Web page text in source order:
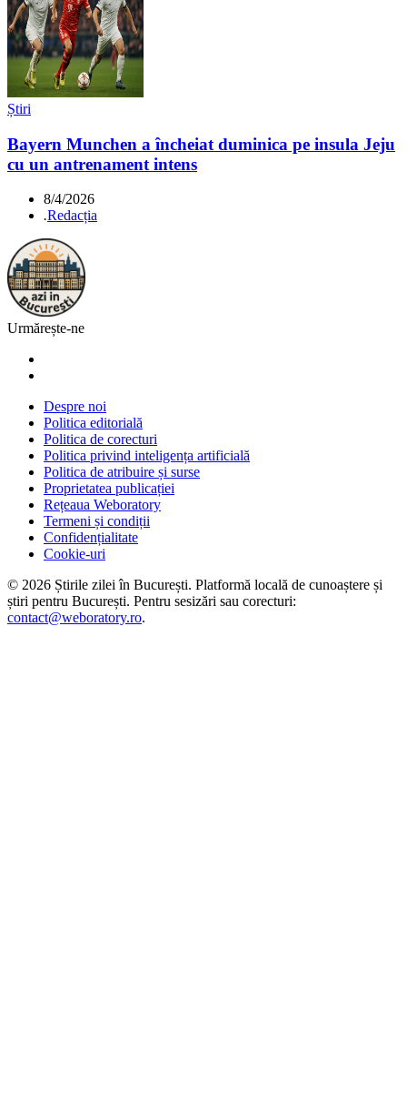
Știri
Bayern Munchen a încheiat duminica pe insula Jeju
cu un antrenament intens
8/4/2026
.Redacția
Urmărește-ne
Despre noi
Politica editorială
Politica de corecturi
Politica privind inteligența artificială
Politica de atribuire și surse
Proprietatea publicației
Rețeaua Weboratory
Termeni și condiții
Confidențialitate
Cookie-uri
© 2026 Știrile zilei în București. Platformă locală de cunoaștere și
știri pentru București. Pentru sesizări sau corecturi:
contact@weboratory.ro.